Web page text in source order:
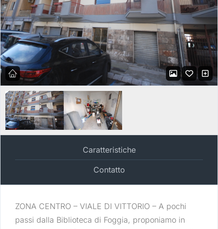
Caratteristiche
Contatto
ZONA CENTRO – VIALE DI VITTORIO – A pochi
passi dalla Biblioteca di Foggia, proponiamo in